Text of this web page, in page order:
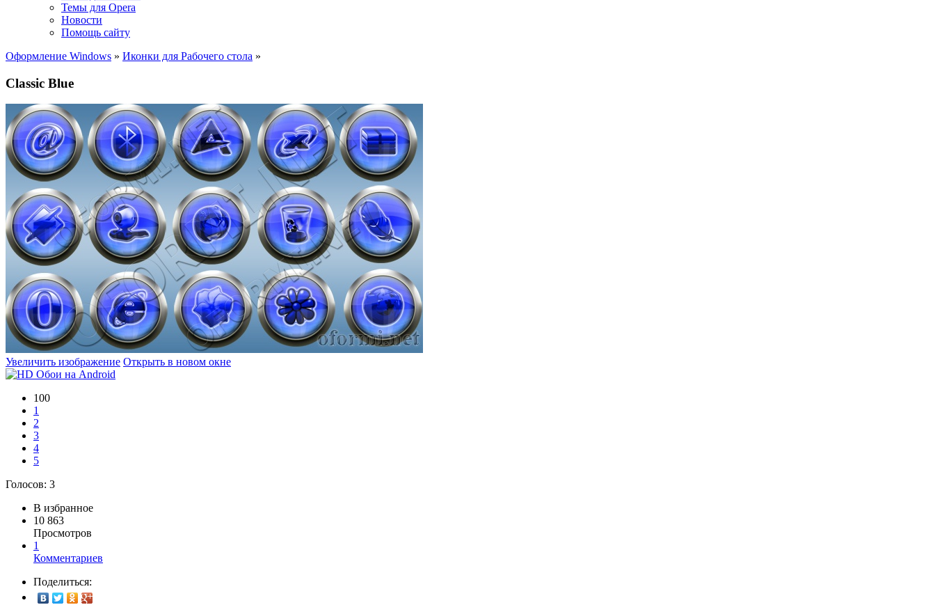
Темы для Opera
Новости
Помощь сайту
Оформление Windows » Иконки для Рабочего стола »
Classic Blue
Увеличить изображение Открыть в новом окне
100
1
2
3
4
5
Голосов: 3
В избранное
10 863
Просмотров
1
Комментариев
Поделиться: